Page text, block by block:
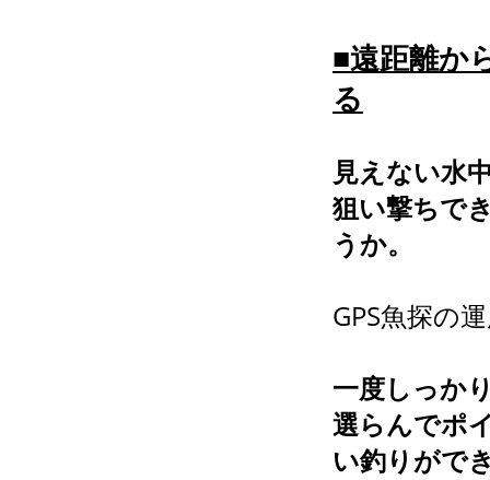
■遠距離か
る
見えない水
狙い撃ちで
うか。
GPS魚探の
一度しっか
選らんでポ
い釣りがで